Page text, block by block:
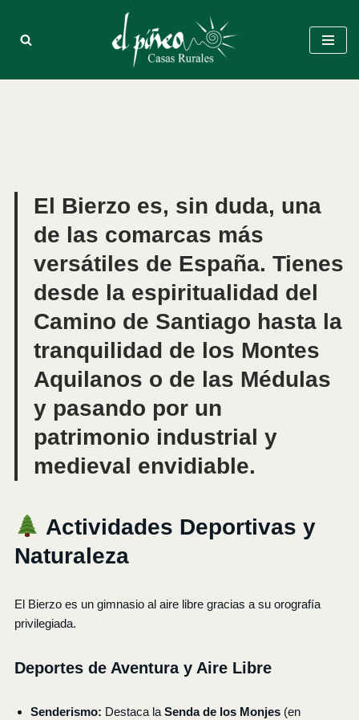
Saltar
contenido
El Bierzo es, sin duda, una
de las comarcas más
versátiles de España. Tienes
desde la espiritualidad del
Camino de Santiago hasta la
tranquilidad de los Montes
Aquilanos o de las Médulas
y pasando por un
patrimonio industrial y
medieval envidiable.
Actividades Deportivas y
Naturaleza
El Bierzo es un gimnasio al aire libre gracias a su orografía
privilegiada.
Deportes de Aventura y Aire Libre
Senderismo: Destaca laSenda de los Monjes (en